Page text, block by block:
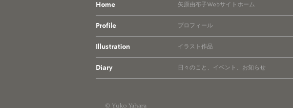
Home 矢原由布子Webサイトホーム
Profile プロフィール
Illustration イラスト作品
Diary 日々のこと、イベント、お知らせ
© Yuko Yahara